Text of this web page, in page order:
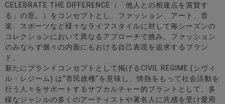
CELEBRATE THE DIFFERENCE（「他人との相違点を賞賛す
る」の意。）をコンセプトとし、ファッション、アート、音
楽、スポーツなど様々なライフスタイルに対して毎シーズンの
コレクションにおいて異なるアプローチで挑み、ファッション
のみならず個々の内面にもおける自己表現を追求するブラン
ド。
新たにブランドコンセプトとして掲げるCIVIL REGIME (シヴィ
ル・レジーム) は“市民政権“を意味し、情熱をもって社会活動を
行う人々をサポートするサブカルチャー的ブラントとして、多
様なジャンルの多くのアーティストや著名人に共感を受け愛用